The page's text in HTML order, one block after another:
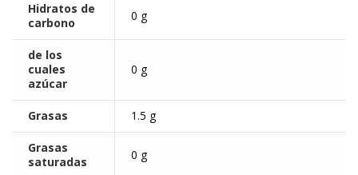
Hidratos de
carbono
0 g
de los
cuales
azúcar
0 g
Grasas 1.5 g
Grasas
saturadas
0 g